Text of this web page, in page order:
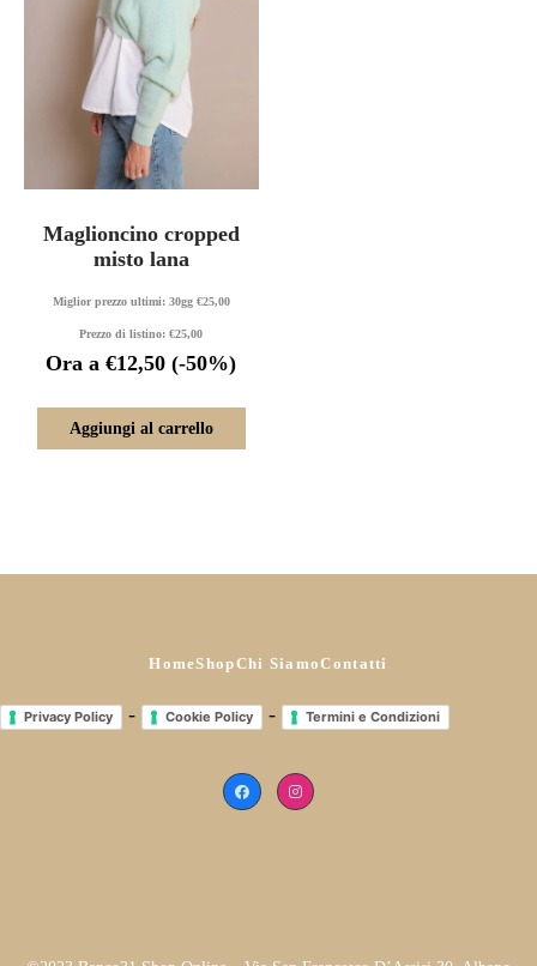
Maglioncino cropped
misto lana
Miglior prezzo ultimi: 30gg €25,00
Prezzo di listino:€25,00
Ora a €12,50 (-50%)
Aggiungi al carrello
HomeShopChi SiamoContatti
Privacy Policy - Cookie Policy - Termini e Condizioni